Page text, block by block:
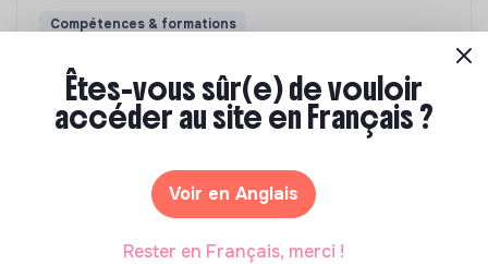
Compétences & formations
Top 8 des formations en rénovation
énergétique des bâtiments
Êtes-vous sûr(e) de vouloir
accéder au site en Français ?
Voir en Anglais
Rester en Français, merci !